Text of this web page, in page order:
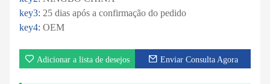
key3: 25 dias após a confirmação do pedido
key4: OEM
Adicionar a lista de desejos Enviar Consulta Agora